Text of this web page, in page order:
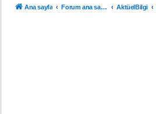
Ana sayfa Forum ana sayfa AktüelBilgi